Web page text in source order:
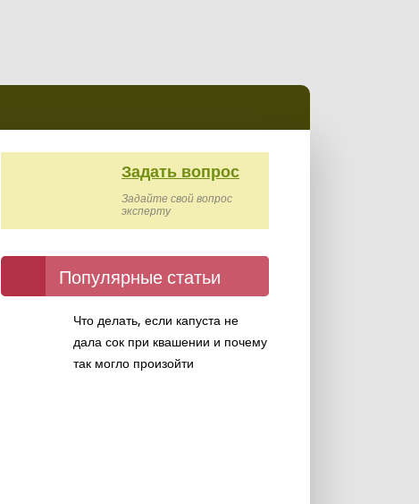
Задать вопрос
Задайте свой вопрос
эксперту
Популярные статьи
Что делать, если капуста не
дала сок при квашении и почему
так могло произойти